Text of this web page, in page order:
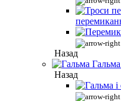
Назад
Гальма
Назад